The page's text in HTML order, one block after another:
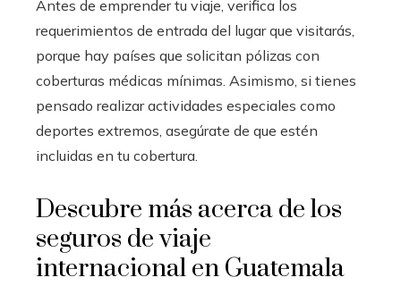
Antes de emprender tu viaje, verifica los
requerimientos de entrada del lugar que visitarás,
porque hay países que solicitan pólizas con
coberturas médicas mínimas. Asimismo, si tienes
pensado realizar actividades especiales como
deportes extremos, asegúrate de que estén
incluidas en tu cobertura.
Descubre más acerca de los
seguros de viaje
internacional en Guatemala